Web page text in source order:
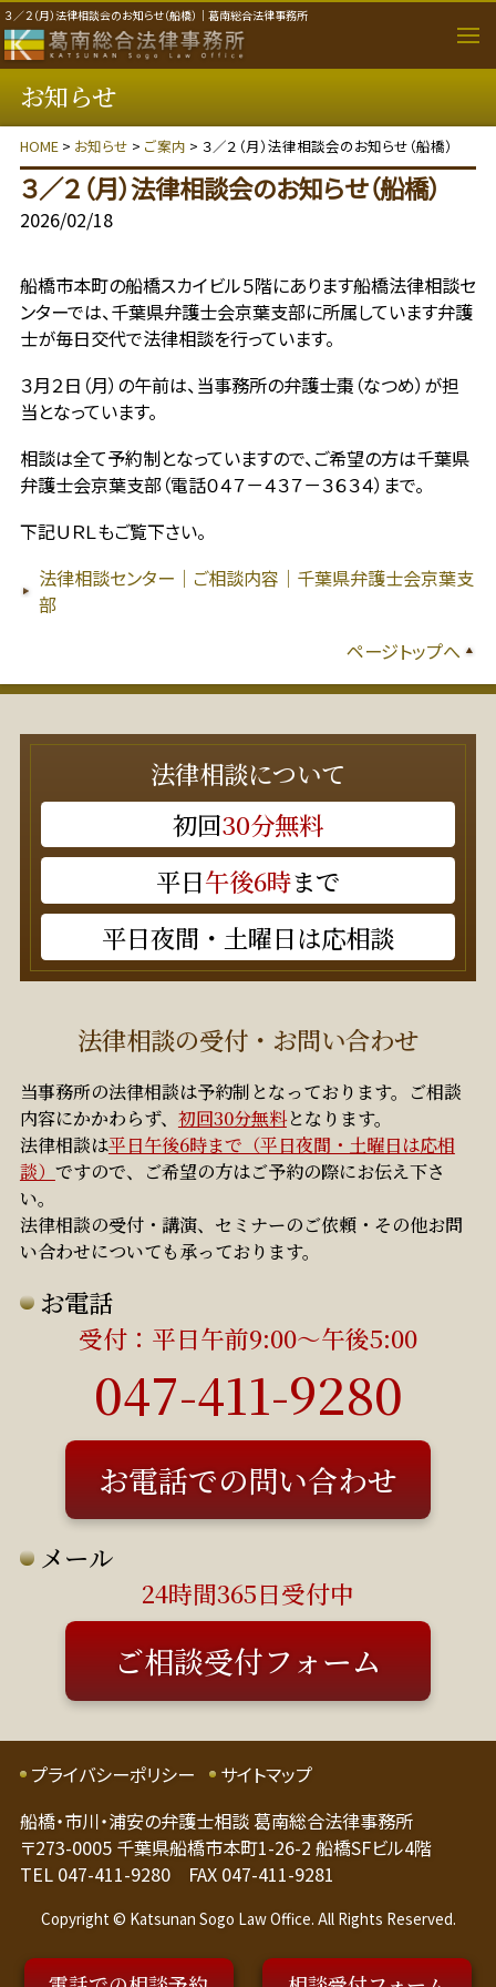
３／２（月）法律相談会のお知らせ（船橋）｜葛南総合法律事務所
お知らせ
HOME> お知らせ > ご案内 > ３／２（月）法律相談会のお知らせ（船橋）
３／２（月）法律相談会のお知らせ（船橋）
2026/02/18
船橋市本町の船橋スカイビル５階にあります船橋法律相談セ
ンターでは、千葉県弁護士会京葉支部に所属しています弁護
士が毎日交代で法律相談を行っています。
３月２日（月）の午前は、当事務所の弁護士棗（なつめ）が担
当となっています。
相談は全て予約制となっていますので、ご希望の方は千葉県
弁護士会京葉支部（電話０４７－４３７－３６３４）まで。
下記ＵＲＬもご覧下さい。
法律相談センター｜ご相談内容｜千葉県弁護士会京葉支
部
ページトップへ
取り扱い分野
個人のご相談者
法人・事業者のご相談者
事務所のご案内
弁護士紹介
費用について
ご相談の流れ
平日午後6時まで（平日夜間・土曜
日は応相談）
法律相談について
初回30分無料
平日午後6時まで
平日夜間・土曜日は応相談
法律相談の受付・お問い合わせ
当事務所の法律相談は予約制となっております。ご相談
内容にかかわらず、 初回30分無料となります。
法律相談は平日午後6時まで（平日夜間・土曜日は応相
談） ですので、ご希望の方はご予約の際にお伝え下さ
い。
法律相談の受付・講演、セミナーのご依頼・その他お問
い合わせについても承っております。
お電話
受付：平日午前9:00～午後5:00
047-411-9280
お電話での問い合わせ
メール
24時間365日受付中
ご相談受付フォーム
プライバシーポリシー
サイトマップ
船橋・市川・浦安の弁護士相談 葛南総合法律事務所
〒273-0005 千葉県船橋市本町1-26-2 船橋SFビル4階
TEL 047-411-9280 FAX 047-411-9281
Copyright © Katsunan Sogo Law Office. All Rights Reserved.